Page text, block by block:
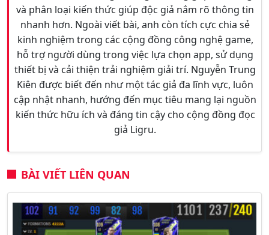
và phân loại kiến thức giúp độc giả nắm rõ thông tin
nhanh hơn. Ngoài viết bài, anh còn tích cực chia sẻ
kinh nghiệm trong các cộng đồng công nghệ game,
hỗ trợ người dùng trong việc lựa chọn app, sử dụng
thiết bị và cải thiện trải nghiệm giải trí. Nguyễn Trung
Kiên được biết đến như một tác giả đa lĩnh vực, luôn
cập nhật nhanh, hướng đến mục tiêu mang lại nguồn
kiến thức hữu ích và đáng tin cậy cho cộng đồng đọc
giả Ligru.
BÀI VIẾT LIÊN QUAN